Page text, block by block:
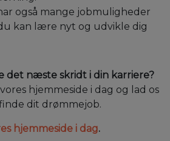
også mange jobmuligheder
kan lære nyt og udvikle dig
det næste skridt i din karriere?
hjemmeside i dag og lad os
dit drømmejob.
hjemmeside i dag.